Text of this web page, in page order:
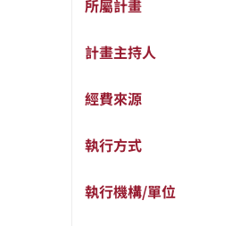
所屬計畫
計畫主持人
經費來源
執行方式
執行機構/單位